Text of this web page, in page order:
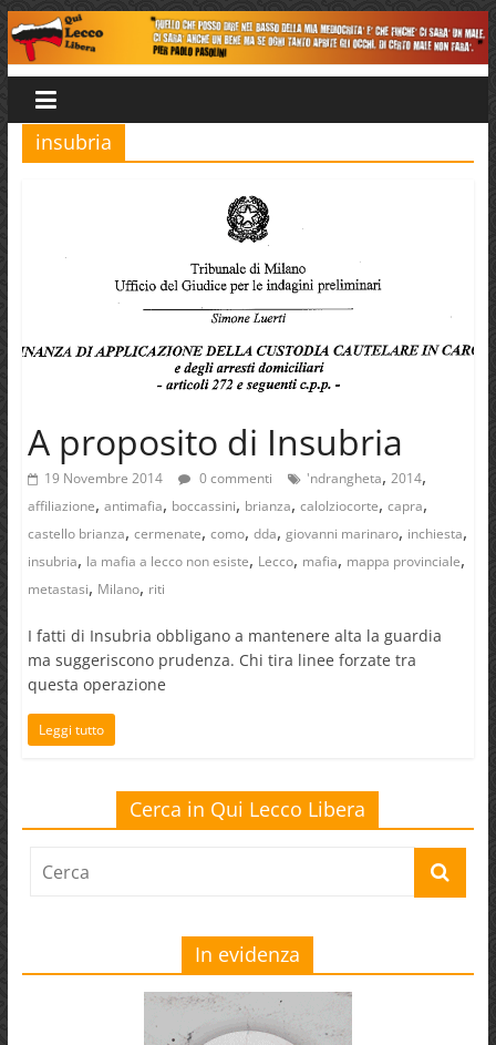
Salta
al
contenuto
Qui
Lecco
insubria
A proposito di Insubria
19 Novembre 2014 0 commenti 'ndrangheta, 2014,
affiliazione, antimafia, boccassini, brianza, calolziocorte, capra,
castello brianza, cermenate, como, dda, giovanni marinaro, inchiesta,
insubria, la mafia a lecco non esiste, Lecco, mafia, mappa provinciale,
metastasi, Milano, riti
I fatti di Insubria obbligano a mantenere alta la guardia
ma suggeriscono prudenza. Chi tira linee forzate tra
questa operazione
Leggi tutto
Cerca in Qui Lecco Libera
In evidenza